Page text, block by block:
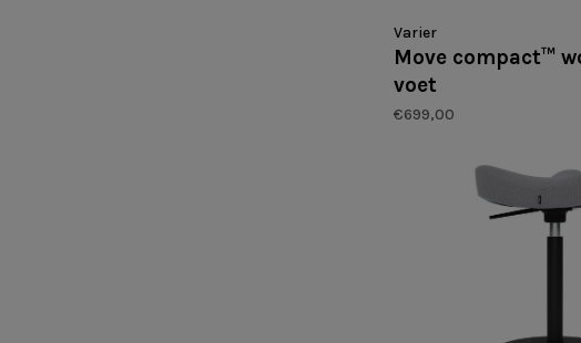
Varier
Move compact™
voet
€699,00